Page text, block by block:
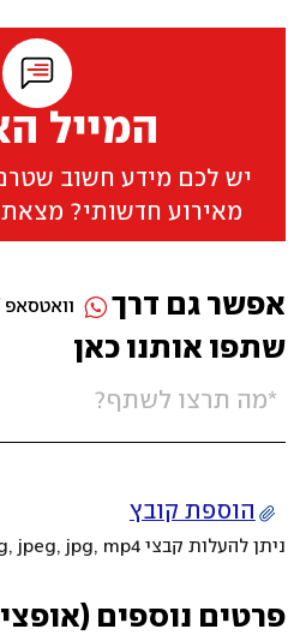
המייל
יש לכם מידע חשוב
מאירוע חדשותי?
שתפו אותנו כאן
הוספת קובץ
ניתן להעלות קבצי mov, png, jpeg, jpg, mp4 עד 200MB
פרטים נוספים
אפשר גם דרך וואטסאפ